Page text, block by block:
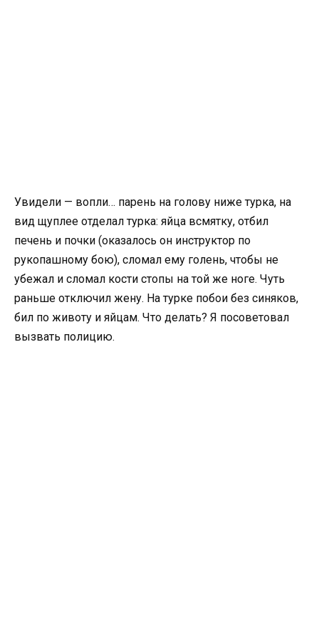
Увидели — вопли… парень на голову ниже турка, на
вид щуплее отделал турка: яйца всмятку, отбил
печень и почки (оказалось он инструктор по
рукопашному бою), сломал ему голень, чтобы не
убежал и сломал кости стопы на той же ноге. Чуть
раньше отключил жену. На турке побои без синяков,
бил по животу и яйцам. Что делать? Я посоветовал
вызвать полицию.